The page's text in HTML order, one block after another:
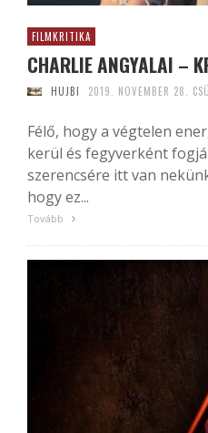
FILMKRITIKA
CHARLIE ANGYALAI –
HUJBI 2019. NOVEMBER 28.
Félő, hogy a végtelen
kerül és fegyverként
szerencsére itt van
hogy ez...
Tovább